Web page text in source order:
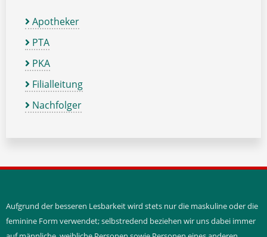
Apotheker
PTA
PKA
Filialleitung
Nachfolger
Aufgrund der besseren Lesbarkeit wird stets nur die maskuline oder die
feminine Form verwendet; selbstredend beziehen wir uns dabei immer